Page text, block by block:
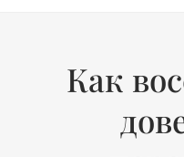
Как